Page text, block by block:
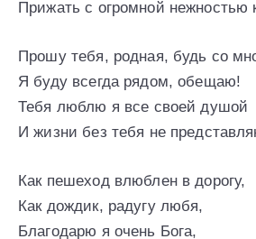
Прижать с огромной нежностью
Прошу тебя, родная, будь со
Я буду всегда рядом, обещаю!
Тебя люблю я все своей душой
И жизни без тебя не
Как пешеход влюблен в дорогу,
Как дождик, радугу любя,
Благодарю я очень Бога,